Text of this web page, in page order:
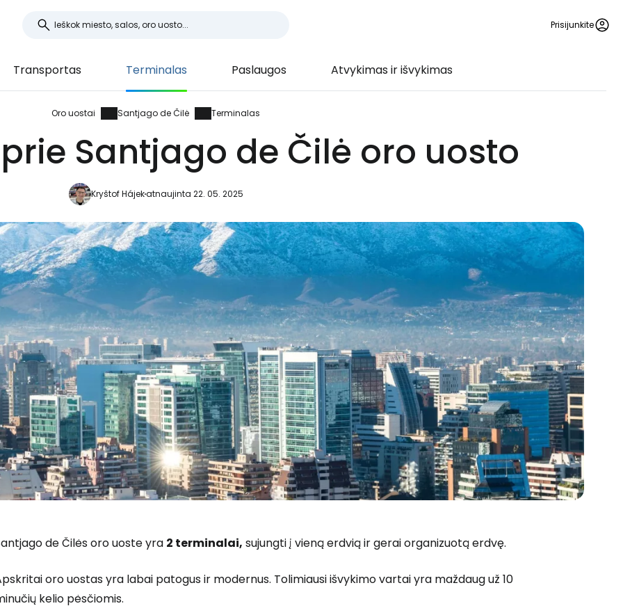
Prisijunkite
Transportas Terminalas Paslaugos Atvykimas ir išvykimas
Oro uostai Santjago de Čilė Terminalas
Santjago de Čilė oro uosto
Kryštof Hájekatnaujinta 22. 05. 2025
de Čilės oro uoste yra 2 terminalai, sujungti į vieną erdvią ir gerai organizuotą erdvę.
oro uostas yra labai patogus ir modernus. Tolimiausi išvykimo vartai yra maždaug už 10
kelio pėsčiomis.